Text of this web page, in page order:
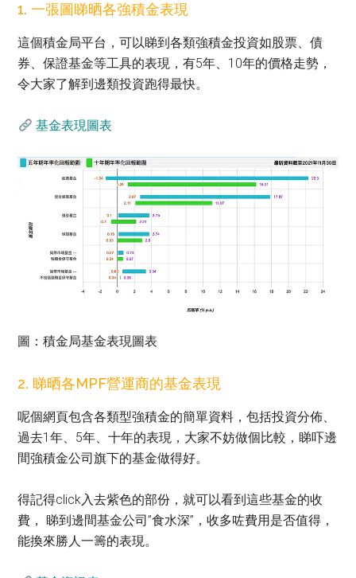
1. 一張圖睇晒各強積金表現
這個積金局平台，可以睇到各類強積金投資如股票、債
券、保證基金等工具的表現，有5年、10年的價格走勢，
令大家了解到邊類投資跑得最快。
基金表現圖表
圖：積金局基金表現圖表
2. 睇晒各MPF營運商的基金表現
呢個網頁包含各類型強積金的簡單資料，包括投資分佈、
過去1年、5年、十年的表現，大家不妨做個比較，睇吓邊
間強積金公司旗下的基金做得好。
得記得click入去紫色的部份，就可以看到這些基金的收
費， 睇到邊間基金公司”食水深”，收多咗費用是否值得，
能換來勝人一籌的表現。